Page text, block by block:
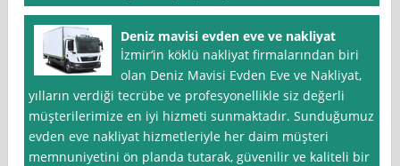
Deniz mavisi evden eve ve nakliyat
İzmir‘in köklü nakliyat firmalarından biri
olan Deniz Mavisi Evden Eve ve Nakliyat,
yılların verdiği tecrübe ve profesyonellikle siz değerli
müşterilerimize en iyi hizmeti sunmaktadır. Sunduğumuz
evden eve nakliyat hizmetleriyle her daim müşteri
memnuniyetini ön planda tutarak, güvenilir ve kaliteli bir